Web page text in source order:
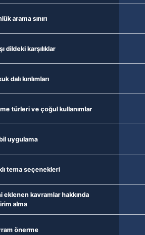
arama sınırı
dildeki karşılıklar
dalı kırılımları
türleri ve çoğul kullanımlar
uygulama
tema seçenekleri
eklenen kavramlar hakkında
alma
önerme